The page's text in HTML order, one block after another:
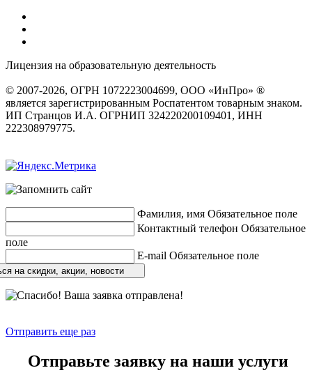
Лицензия на образовательную деятельность
© 2007-2026, ОГРН 1072223004699, ООО «ИнПро» ®
является зарегистрированным Роспатентом товарным знаком.
ИП Странцов И.А. ОГРНИП 324220200109401, ИНН
222308979775.
Фамилия, имя Обязательное поле
Контактный телефон Обязательное
поле
E-mail Обязательное поле
на скидки, акции, новости
Отправить еще раз
Отправьте заявку на наши услуги